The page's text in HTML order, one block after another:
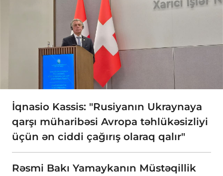
İqnasio Kassis: "Rusiyanın Ukraynaya
qarşı müharibəsi Avropa təhlükəsizliyi
üçün ən ciddi çağırış olaraq qalır"
Rəsmi Bakı Yamaykanın Müstəqillik